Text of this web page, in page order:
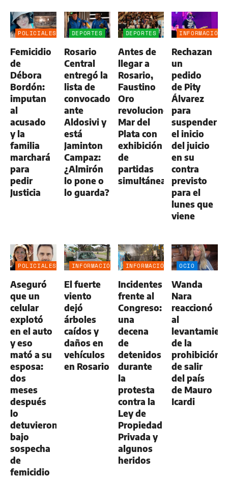
POLICIALES
Femicidio
de
Débora
Bordón:
imputan
al
acusado
y la
familia
marchará
para
pedir
Justicia
DEPORTES
Rosario
Central
entregó la
lista de
convocados
ante
Aldosivi y
está
Jaminton
Campaz:
¿Almirón
lo pone o
lo guarda?
DEPORTES
Antes de
llegar a
Rosario,
Faustino
Oro
revolucionó
Mar del
Plata con
exhibición
de
partidas
simultáneas
INFORMACIÓN
Rechazan
un
pedido
de Pity
Álvarez
para
suspender
el inicio
del juicio
en su
contra
previsto
para el
lunes que
viene
POLICIALES
Aseguró
que un
celular
explotó
en el auto
y eso
mató a su
esposa:
dos
meses
después
lo
detuvieron
bajo
sospecha
de
femicidio
INFORMACIÓN
El fuerte
viento
dejó
árboles
caídos y
daños en
vehículos
en Rosario
INFORMACIÓN
Incidentes
frente al
Congreso:
una
decena
de
detenidos
durante
la
protesta
contra la
Ley de
Propiedad
Privada y
algunos
heridos
OCIO
Wanda
Nara
reaccionó
al
de la
prohibición
de salir
del país
de Mauro
Icardi